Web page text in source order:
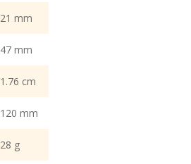
21 mm
47 mm
1.76 cm
120 mm
28 g